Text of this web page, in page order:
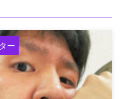
ー